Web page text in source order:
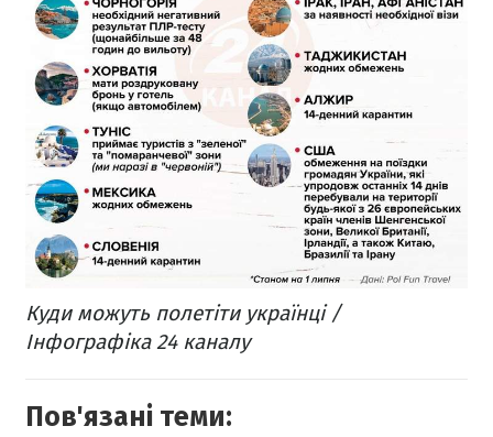
Куди можуть полетіти українці /
Інфографіка 24 каналу
Пов'язані теми: